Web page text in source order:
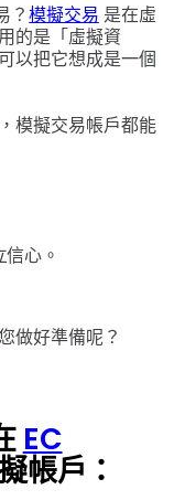
？模擬交易 是在虛
的是「虛擬資
以把它想成是一個
模擬交易帳戶都能
心。
做好準備呢？
EC
帳戶：